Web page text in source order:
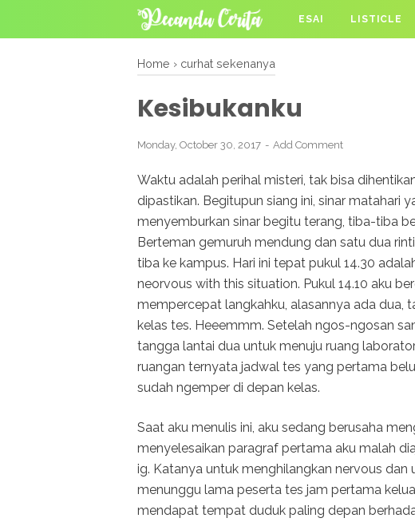
ESAI LISTICLE
Home › curhat sekenanya
Kesibukanku
Monday, October 30, 2017 Add Comment
Waktu adalah perihal misteri, tak bisa
dipastikan. Begitupun siang ini, sinar matahari
menyemburkan sinar begitu terang, tiba-tiba
Berteman gemuruh mendung dan satu dua
tiba ke kampus. Hari ini tepat pukul 14.30
neorvous with this situation. Pukul 14.10 aku
mempercepat langkahku, alasannya ada dua,
kelas tes. Heeemmm. Setelah ngos-ngosan
tangga lantai dua untuk menuju ruang
ruangan ternyata jadwal tes yang pertama
sudah ngemper di depan kelas.
Saat aku menulis ini, aku sedang berusaha
menyelesaikan paragraf pertama aku malah
ig. Katanya untuk menghilangkan nervous dan
menunggu lama peserta tes jam pertama
mendapat tempat duduk paling depan